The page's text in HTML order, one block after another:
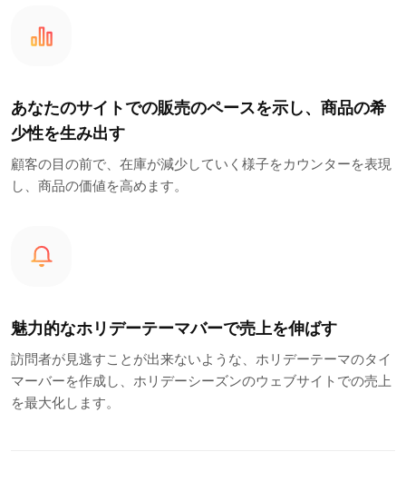
あなたのサイトでの販売のペースを示し、商品の希
少性を生み出す
顧客の目の前で、在庫が減少していく様子をカウンターを表現
し、商品の価値を高めます。
魅力的なホリデーテーマバーで売上を伸ばす
訪問者が見逃すことが出来ないような、ホリデーテーマのタイ
マーバーを作成し、ホリデーシーズンのウェブサイトでの売上
を最大化します。